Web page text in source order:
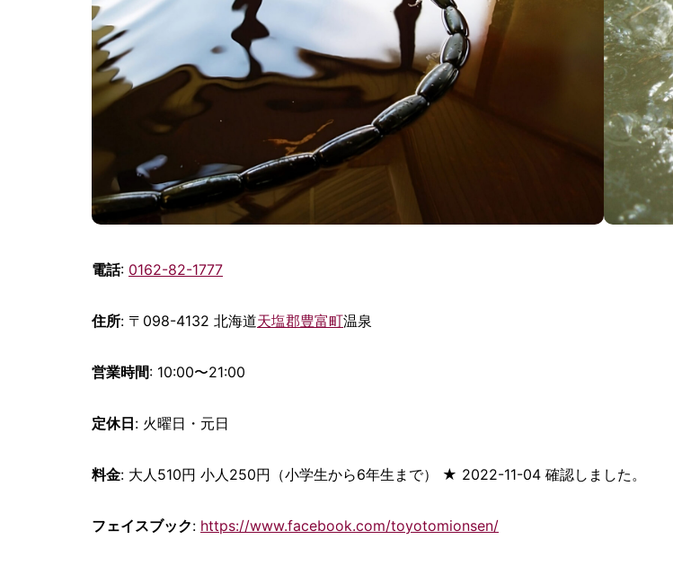
電話: 0162-82-1777
住所: 〒098-4132 北海道天塩郡豊富町温泉
営業時間: 10:00〜21:00
定休日: 火曜日・元日
料金: 大人510円 小人250円（小学生から6年生まで） ★ 2022-11-04 確認しました。
フェイスブック: https://www.facebook.com/toyotomionsen/